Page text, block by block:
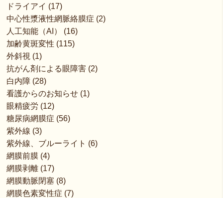
ドライアイ (17)
中心性漿液性網脈絡膜症 (2)
人工知能（AI）
(16)
加齢黄斑変性 (115)
外斜視 (1)
抗がん剤による眼障害 (2)
白内障 (28)
看護からのお知らせ (1)
眼精疲労 (12)
糖尿病網膜症 (56)
紫外線 (3)
紫外線、ブルーライト (6)
網膜前膜 (4)
網膜剥離 (17)
網膜動脈閉塞 (8)
網膜色素変性症 (7)